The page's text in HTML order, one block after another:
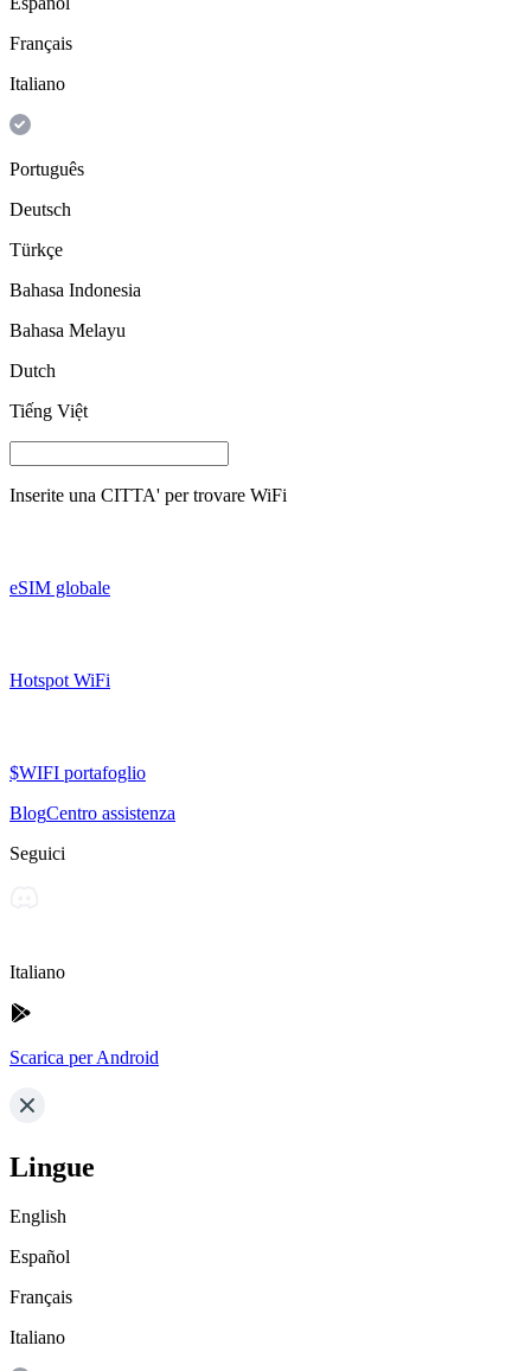
Français
Italiano
Português
Deutsch
Türkçe
Bahasa Indonesia
Bahasa Melayu
Dutch
Tiếng Việt
Inserite una CITTA' per trovare WiFi
eSIM globale
Hotspot WiFi
$WIFI portafoglio
BlogCentro assistenza
Seguici
Italiano
Scarica per Android
Lingue
English
Español
Français
Italiano